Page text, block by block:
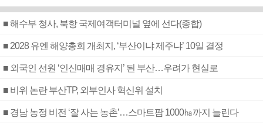
■ 해수부 청사, 북항 국제여객터미널 옆에 선다(종합)
■ 2028 유엔 해양총회 개최지, ‘부산이냐 제주냐’ 10일 결정
■ 외국인 선원 ‘인신매매 경유지’ 된 부산…우려가 현실로
■ 비위 논란 부산TP, 외부인사 혁신위 설치
■ 경남 농정 비전 ‘잘 사는 농촌’…스마트팜 1000㏊까지 늘린다